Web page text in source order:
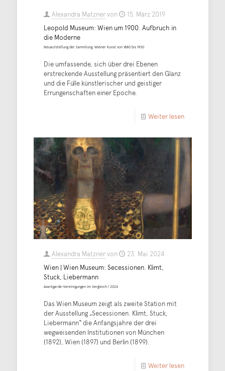
Alexandra Matznervon
15. März 2019
Leopold Museum: Wien um 1900. Aufbruch in
die Moderne
Neuaufstellung der Sammlung: Wiener Kunst von 1880 bis 1930
Die umfassende, sich über drei Ebenen
erstreckende Ausstellung präsentiert den Glanz
und die Fülle künstlerischer und geistiger
Errungenschaften einer Epoche.
Weiter lesen
Alexandra Matznervon
23. Mai 2024
Wien | Wien Museum: Secessionen. Klimt,
Stuck, Liebermann
Avantgarde-Vereinigungen im Vergleich | 2024
Das Wien Museum zeigt als zweite Station mit
der Ausstellung „Secessionen. Klimt, Stuck,
Liebermann“ die Anfangsjahre der drei
wegweisenden Institutionen von München
(1892), Wien (1897) und Berlin (1899).
Weiter lesen